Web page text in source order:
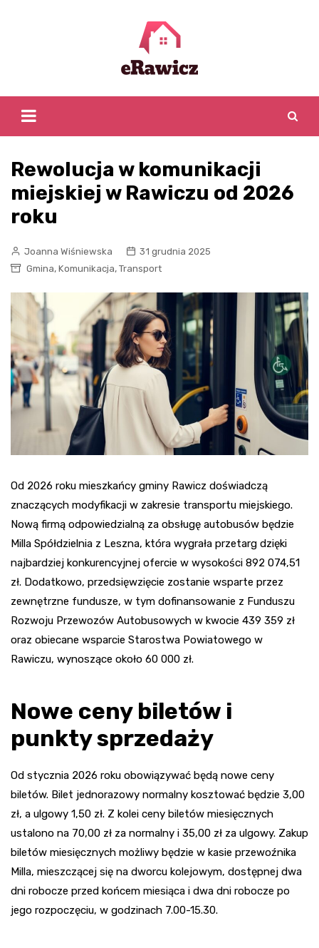
Rewolucja w komunikacji
miejskiej w Rawiczu od 2026
roku
Joanna Wiśniewska
31 grudnia 2025
Gmina, Komunikacja, Transport
Od 2026 roku mieszkańcy gminy Rawicz doświadczą
znaczących modyfikacji w zakresie transportu miejskiego.
Nową firmą odpowiedzialną za obsługę autobusów będzie
Milla Spółdzielnia z Leszna, która wygrała przetarg dzięki
najbardziej konkurencyjnej ofercie w wysokości 892 074,51
zł. Dodatkowo, przedsięwzięcie zostanie wsparte przez
zewnętrzne fundusze, w tym dofinansowanie z Funduszu
Rozwoju Przewozów Autobusowych w kwocie 439 359 zł
oraz obiecane wsparcie Starostwa Powiatowego w
Rawiczu, wynoszące około 60 000 zł.
Nowe ceny biletów i
punkty sprzedaży
Od stycznia 2026 roku obowiązywać będą nowe ceny
biletów. Bilet jednorazowy normalny kosztować będzie 3,00
zł, a ulgowy 1,50 zł. Z kolei ceny biletów miesięcznych
ustalono na 70,00 zł za normalny i 35,00 zł za ulgowy. Zakup
biletów miesięcznych możliwy będzie w kasie przewoźnika
Milla, mieszczącej się na dworcu kolejowym, dostępnej dwa
dni robocze przed końcem miesiąca i dwa dni robocze po
jego rozpoczęciu, w godzinach 7.00-15.30.